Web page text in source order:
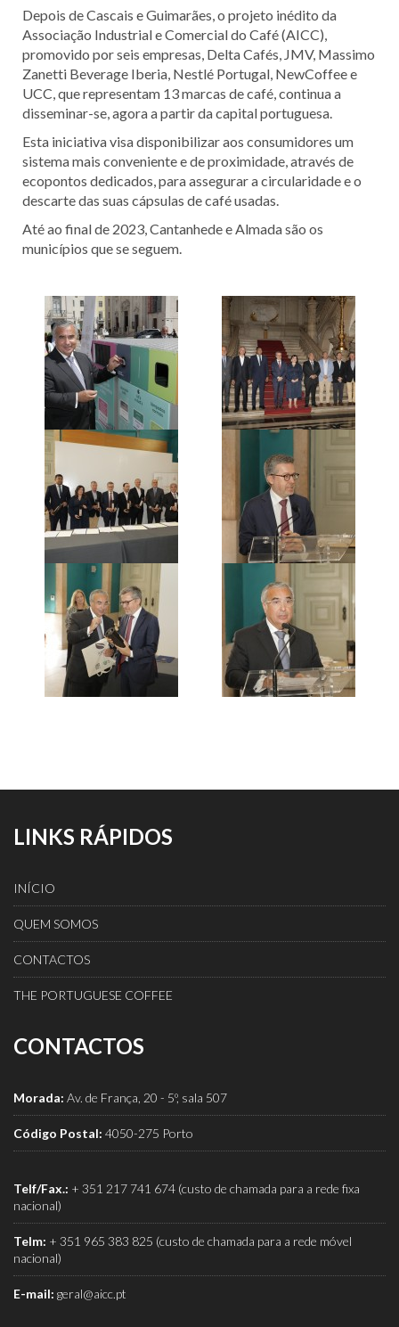
Depois de Cascais e Guimarães, o projeto inédito da
Associação Industrial e Comercial do Café (AICC),
promovido por seis empresas, Delta Cafés, JMV, Massimo
Zanetti Beverage Iberia, Nestlé Portugal, NewCoffee e
UCC, que representam 13 marcas de café, continua a
disseminar-se, agora a partir da capital portuguesa.
Esta iniciativa visa disponibilizar aos consumidores um
sistema mais conveniente e de proximidade, através de
ecopontos dedicados, para assegurar a circularidade e o
descarte das suas cápsulas de café usadas.
Até ao final de 2023, Cantanhede e Almada são os
municípios que se seguem.
LINKS RÁPIDOS
INÍCIO
QUEM SOMOS
CONTACTOS
THE PORTUGUESE COFFEE
CONTACTOS
Morada: Av. de França, 20 - 5º, sala 507
Código Postal: 4050-275 Porto
Telf/Fax.: + 351 217 741 674 (custo de chamada para a rede fixa
nacional)
Telm: + 351 965 383 825 (custo de chamada para a rede móvel
nacional)
E-mail: geral@aicc.pt